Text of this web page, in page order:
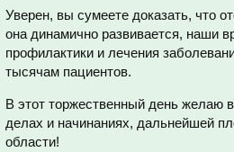
Уверен, вы сумеете доказать, что
она динамично развивается, наши
профилактики и лечения
тысячам пациентов.
В этот торжественный день желаю
делах и начинаниях, дальнейшей
области!